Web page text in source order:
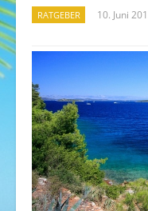
RATGEBER 10. Juni